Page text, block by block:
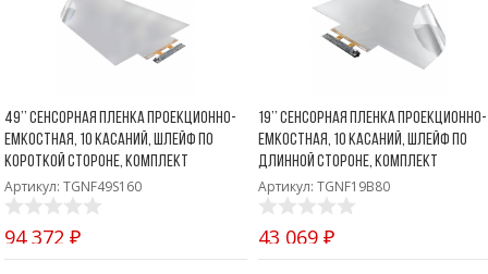
49’’ Сенсорная пленка проекционно-
емкостная, 10 касаний, шлейф по
короткой стороне, комплект
Артикул: TGNF49S160
94 372 ₽
19’’ Сенсорная пленка проекционно-
емкостная, 10 касаний, шлейф по
длинной стороне, комплект
Артикул: TGNF19B80
43 069 ₽